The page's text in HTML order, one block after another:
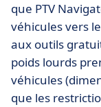
que PTV
véhicules vers
aux outils
poids lourds
véhicules
que les